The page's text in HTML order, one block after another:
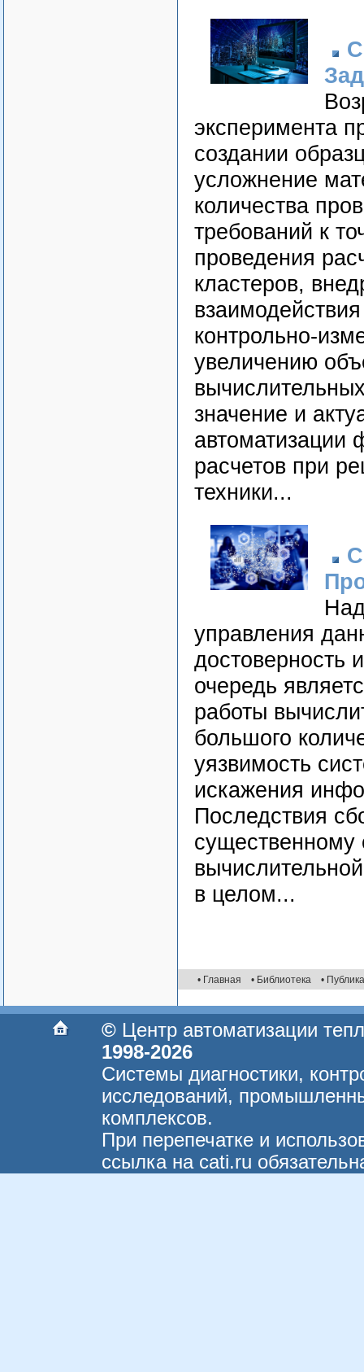
эксперимента
создании
усложнение
количества
требований к
проведения
кластеров,
контрольно-
увеличению
значение и
автоматизации
расчетов при
техники...
управления
достоверность
очередь
работы
большого
уязвимость
искажения
Последствия
существенному
в целом...
• Главная • Библиотека •
© Центр автоматизации
1998-2026
Системы диагностики,
исследований,
комплексов.
При перепечатке и
ссылка на cati.ru